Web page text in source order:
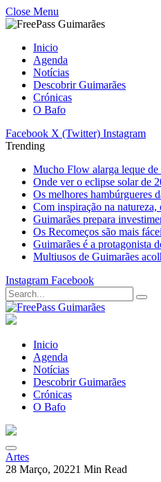
Close Menu
Inicio
Agenda
Notícias
Descobrir Guimarães
Crónicas
O Bafo
Facebook X (Twitter) Instagram
Trending
Mucho Flow alarga leque de
Onde ver o eclipse solar de
Os melhores hambúrgueres
Com inspiração na natureza,
Guimarães prepara
Os Recomeços são mais
Guimarães é a protagonista
Multiusos de Guimarães
Instagram Facebook
Inicio
Agenda
Notícias
Descobrir Guimarães
Crónicas
O Bafo
Artes
28 Março, 20221 Min Read